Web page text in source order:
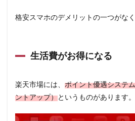
格安スマホのデメリットの一つがなく
生活費がお得になる
楽天市場には、 ポイント優遇システ
ントアップ）というものがあります。